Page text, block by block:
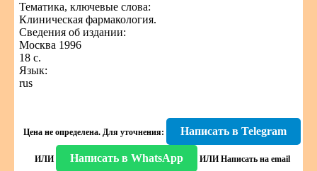
Тематика, ключевые слова:
Клиническая фармакология.
Сведения об издании:
Москва 1996
18 с.
Язык:
rus
Цена не определена. Для уточнения: Написать в Telegram
ИЛИ Написать в WhatsApp ИЛИ Написать на email